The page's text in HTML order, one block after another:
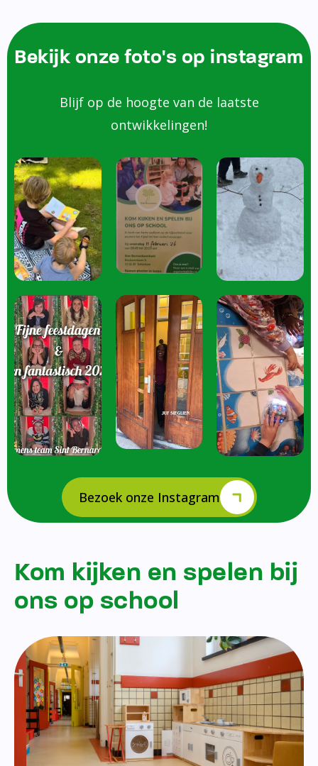
Bekijk onze foto's op instagram
Blijf op de hoogte van de laatste
ontwikkelingen!
Bezoek onze Instagram
Kom kijken en spelen bij
ons op school